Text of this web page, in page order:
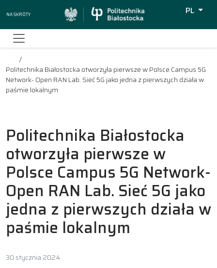
Na skróty
PL
Politechnika Białostocka otworzyła pierwsze w Polsce Campus 5G
Network- Open RAN Lab. Sieć 5G jako jedna z pierwszych działa w
paśmie lokalnym
Politechnika Białostocka
otworzyła pierwsze w
Polsce Campus 5G Network-
Open RAN Lab. Sieć 5G jako
jedna z pierwszych działa w
paśmie lokalnym
30 stycznia 2024